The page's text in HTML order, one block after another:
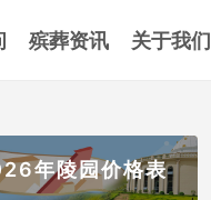
殡葬资讯 关于我们
年陵园价格表